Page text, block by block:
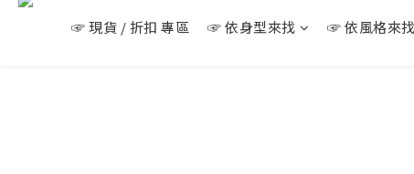
☞ 現貨 / 折扣 專區
☞ 依身型來找 ☞ 依風格來找